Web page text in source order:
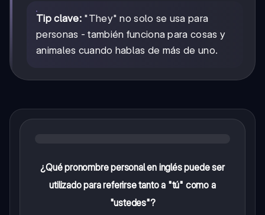
Tip clave: "They" no solo se usa para
personas - también funciona para cosas y
animales cuando hablas de más de uno.
¿Qué pronombre personal en inglés puede ser
utilizado para referirse tanto a "tú" como a
"ustedes"?